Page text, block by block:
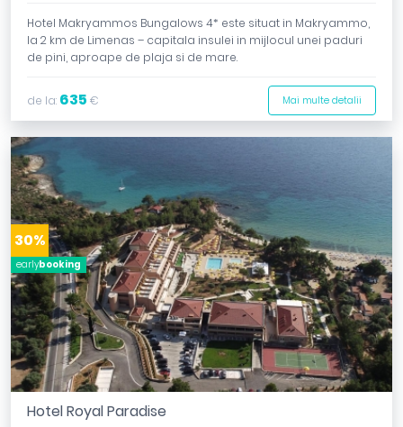
Hotel Makryammos Bungalows 4* este situat in Makryammo,
la 2 km de Limenas – capitala insulei in mijlocul unei paduri
de pini, aproape de plaja si de mare.
de la: 635 € Mai multe detalii
Hotel Royal Paradise
earlybooking
30%